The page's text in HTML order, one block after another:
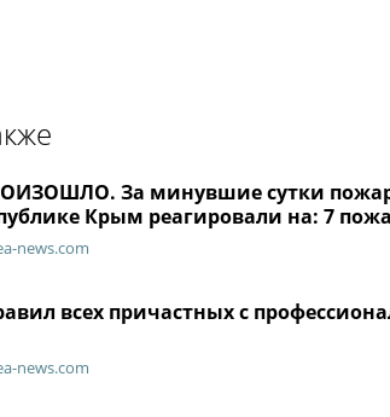
За минувшие сутки
Крым реагировали на: 7
news.com
всех причастных с
news.com